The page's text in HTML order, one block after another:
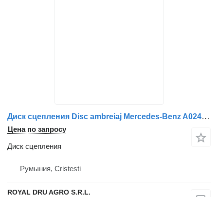
Диск сцепления Disc ambreiaj Mercedes-Benz A0242507203 / A0242507303 / A0272502 для грузовика
Цена по запросу
Диск сцепления
Румыния, Cristesti
ROYAL DRU AGRO S.R.L.